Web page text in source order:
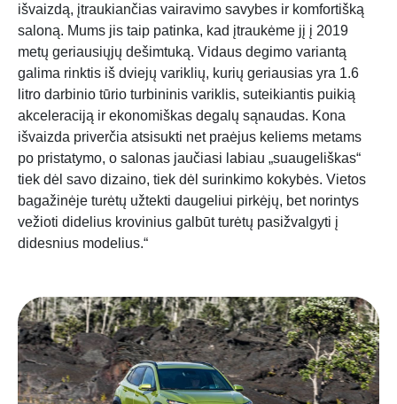
išvaizdą, įtraukiančias vairavimo savybes ir komfortišką
saloną. Mums jis taip patinka, kad įtraukėme jį į 2019
metų geriausiųjų dešimtuką. Vidaus degimo variantą
galima rinktis iš dviejų variklių, kurių geriausias yra 1.6
litro darbinio tūrio turbininis variklis, suteikiantis puikią
akceleraciją ir ekonomiškas degalų sąnaudas. Kona
išvaizda priverčia atsisukti net praėjus keliems metams
po pristatymo, o salonas jaučiasi labiau „suaugeliškas“
tiek dėl savo dizaino, tiek dėl surinkimo kokybės. Vietos
bagažinėje turėtų užtekti daugeliui pirkėjų, bet norintys
vežioti didelius krovinius galbūt turėtų pasižvalgyti į
didesnius modelius.“